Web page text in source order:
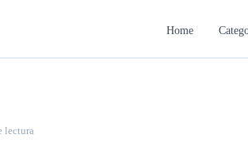
Home
lectura